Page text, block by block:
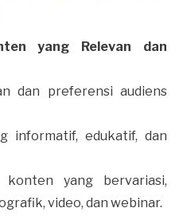
yang Relevan dan
dan preferensi audiens
informatif, edukatif, dan
konten yang bervariasi,
video, dan webinar.